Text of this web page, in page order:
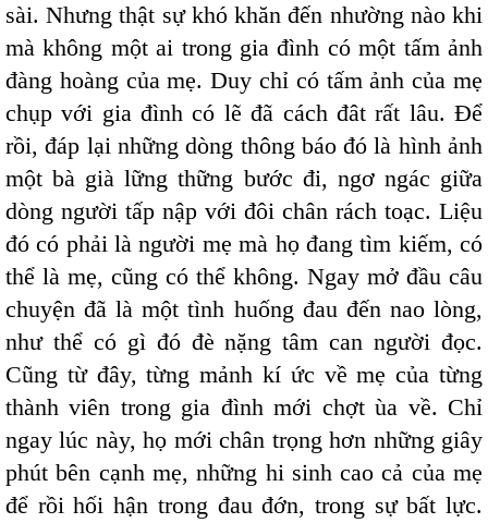
sài. Nhưng thật sự khó khăn đến nhường nào khi
mà không một ai trong gia đình có một tấm ảnh
đàng hoàng của mẹ. Duy chỉ có tấm ảnh của mẹ
chụp với gia đình có lẽ đã cách đât rất lâu. Để
rồi, đáp lại những dòng thông báo đó là hình ảnh
một bà già lững thững bước đi, ngơ ngác giữa
dòng người tấp nập với đôi chân rách toạc. Liệu
đó có phải là người mẹ mà họ đang tìm kiếm, có
thể là mẹ, cũng có thể không. Ngay mở đầu câu
chuyện đã là một tình huống đau đến nao lòng,
như thể có gì đó đè nặng tâm can người đọc.
Cũng từ đây, từng mảnh kí ức về mẹ của từng
thành viên trong gia đình mới chợt ùa về. Chỉ
ngay lúc này, họ mới chân trọng hơn những giây
phút bên cạnh mẹ, những hi sinh cao cả của mẹ
để rồi hối hận trong đau đớn, trong sự bất lực.